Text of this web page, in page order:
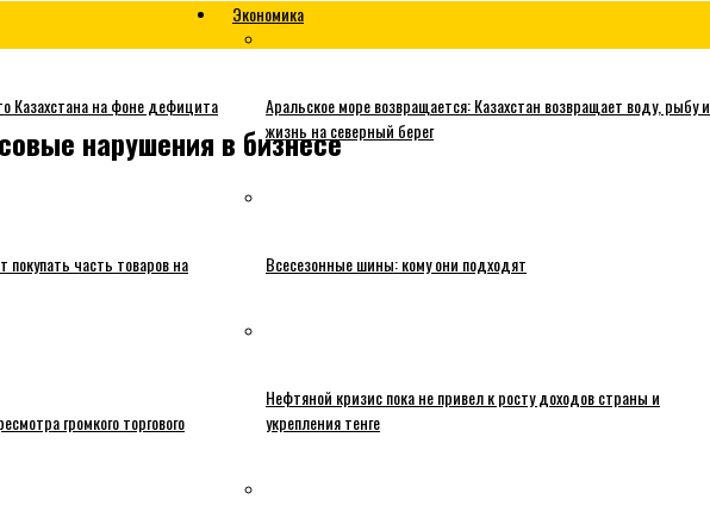
Казахстана на фоне дефицита
покупать часть товаров на
громкого торгового
Экономика
Аральское море возвращается: Казахстан возвращает воду, рыбу и
жизнь на северный берег
Всесезонные шины: кому они подходят
Нефтяной кризис пока не привел к росту доходов страны и
укрепления тенге
нарушения в бизнесе